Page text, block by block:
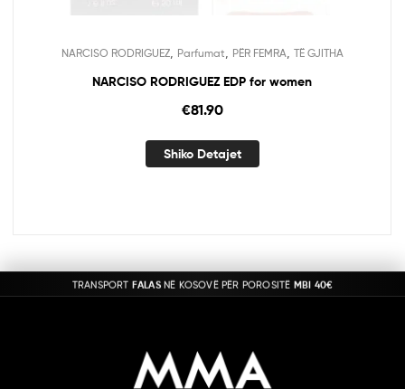
NARCISO RODRIGUEZ, Parfumat PËR FEMRA TË GJITHA
NARCISO RODRIGUEZ EDP for women
€81.90
Shiko Detajet
TRANSPORT FALASNË KOSOVË PËR POROSITË MBI 40€